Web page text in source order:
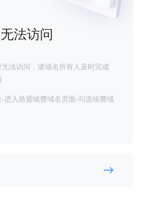
法访问
法访问，请域名所有人及时完成
进入急需续费域名页面-勾选续费域